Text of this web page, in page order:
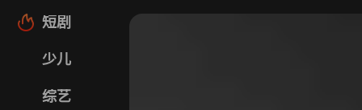
短剧
少儿
综艺